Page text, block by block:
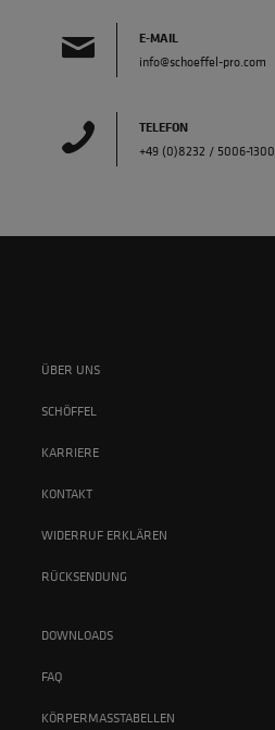
E-MAIL
info@schoeffel-pro.com
TELEFON
+49 (0)8232 / 5006-1300
ÜBER UNS
SCHÖFFEL
KARRIERE
KONTAKT
WIDERRUF ERKLÄREN
RÜCKSENDUNG
DOWNLOADS
FAQ
KÖRPERMASSTABELLEN